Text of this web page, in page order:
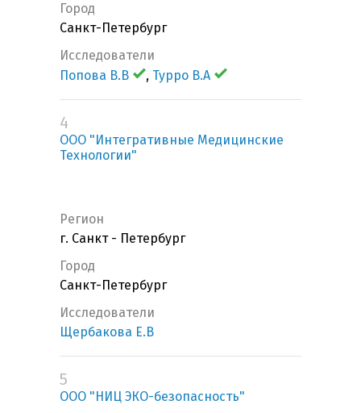
Город
Санкт-Петербург
Исследователи
Попова В.В
, Турро В.А
4
ООО "Интегративные Медицинские
Технологии"
Регион
г. Санкт - Петербург
Город
Санкт-Петербург
Исследователи
Щербакова Е.В
5
ООО "НИЦ ЭКО-безопасность"